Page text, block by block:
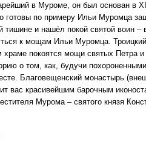
в Муроме, он был основан в
готовы по примеру Ильи Муромца
тишине и нашёл покой святой воин
к мощам Ильи Муромца.
храме покоятся мощи святых Петра
о том, как, будучи
Благовещенский монастырь
вас красивейшим барочным
Мурома – святого князя